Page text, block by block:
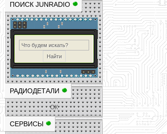
ПОИСК JUNRADIO
РАДИОДЕТАЛИ
ОК
СЕРВИСЫ